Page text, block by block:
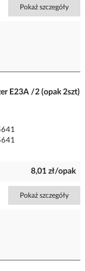
Pokaż szczegóły
E23A /2 (opak 2szt)
8,01 zł/opak
Pokaż szczegóły